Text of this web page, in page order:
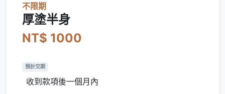
不限期
厚塗半身
NT$ 1000
預計交期
收到款項後一個月內